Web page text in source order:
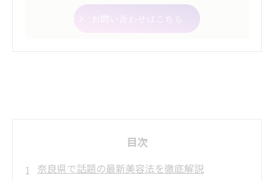
お問い合わせはこちら
目次
奈良県で話題の最新美容法を徹底解説